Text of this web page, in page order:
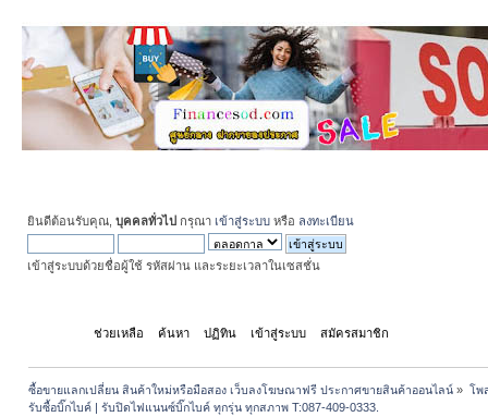
ยินดีต้อนรับคุณ, บุคคลทั่วไป กรุณา เข้าสู่ระบบ หรือ ลงทะเบียน
เข้าสู่ระบบด้วยชื่อผู้ใช้ รหัสผ่าน และระยะเวลาในเซสชั่น
ช่วยเหลือ ค้นหา ปฏิทิน เข้าสู่ระบบ สมัครสมาชิก
ซื้อขายแลกเปลี่ยน สินค้าใหม่หรือมือสอง เว็บลงโฆษณาฟรี ประกาศขายสินค้าออนไลน์ » โพ
รับซื้อบิ๊กไบค์ | รับปิดไฟแนนซ์บิ๊กไบค์ ทุกรุ่น ทุกสภาพ T:087-409-0333.